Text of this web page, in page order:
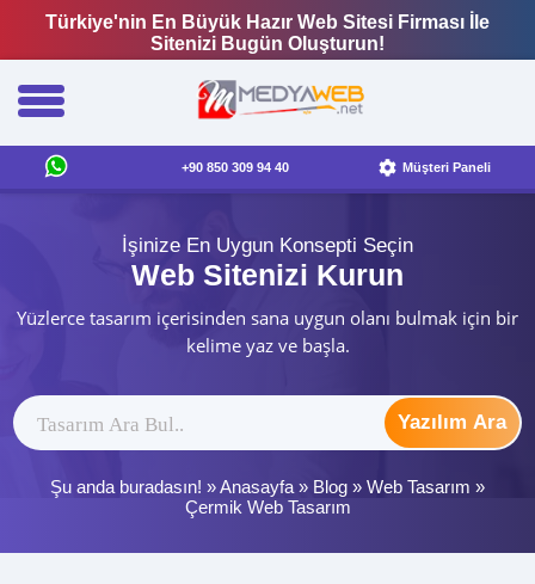
Türkiye'nin En Büyük Hazır Web Sitesi Firması İle
Sitenizi Bugün Oluşturun!
+90 850 309 94 40 Müşteri Paneli
İşinize En Uygun Konsepti Seçin
Web Sitenizi Kurun
Yüzlerce tasarım içerisinden sana uygun olanı bulmak için bir
kelime yaz ve başla.
Yazılım Ara
Şu anda buradasın! »Anasayfa » Blog » Web Tasarım »
Çermik Web Tasarım